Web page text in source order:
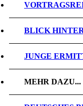
BLICK
JUNGE
MEHR DAZU...